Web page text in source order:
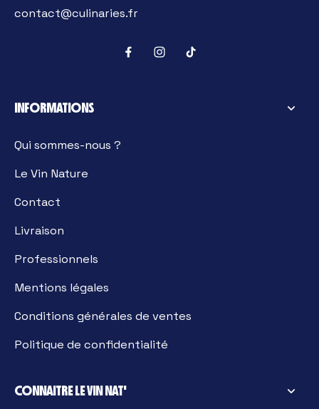
contact@culinaries.fr
INFORMATIONS
Qui sommes-nous ?
Le Vin Nature
Contact
Livraison
Professionnels
Mentions légales
Conditions générales de ventes
Politique de confidentialité
CONNAITRE LE VIN NAT'